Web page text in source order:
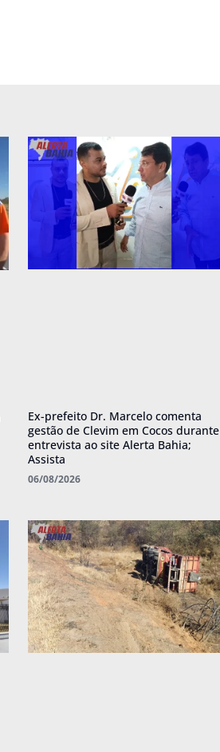
Ex-prefeito Dr. Marcelo comenta
gestão de Clevim em Cocos durante
entrevista ao site Alerta Bahia;
Assista
06/08/2026